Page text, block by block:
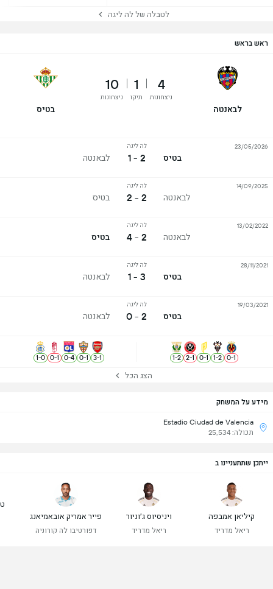
לטבלה של לה ליגה
מידע על המשחק
Estadio Ciudad de Valencia
תכולה: 25,534
ראש בראש
לבאנטה
4
ניצחונות
1
תיקו
10
ניצחונות
בטיס
בטיס
לה ליגה
2 - 1 לבאנטה
23/05/2026
לבאנטה
לה ליגה
2 - 2 בטיס
14/09/2025
לבאנטה
לה ליגה
2 - 4 בטיס
13/02/2022
בטיס
לה ליגה
3 - 1 לבאנטה
28/11/2021
בטיס
לה ליגה
2 - 0 לבאנטה
19/03/2021
1
-
0
2
-
1
1
-
0
1
-
2
2
-
1
1
-
3
1
-
0
4
-
0
1
-
0
0
-
1
הצג הכל
ייתכן שתתעניינו ב
קיליאן אמבפה
ריאל מדריד
ויניסיוס ג׳וניור
ריאל מדריד
פייר אמריק אובאמיאנג
דפורטיבו לה קורוניה